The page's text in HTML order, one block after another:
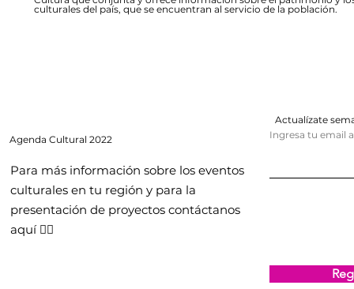
culturales del país, que se encuentran al servicio de la población.
Agenda Cultural 2022
Para más información sobre los eventos
culturales en tu región y para la
presentación de proyectos contáctanos
aquí 👇🏻
Actualízate
Ingresa tu email